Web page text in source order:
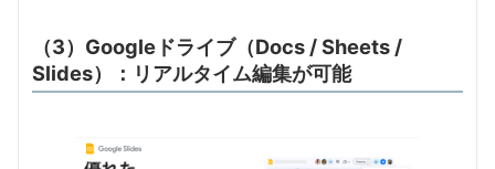
（3）Googleドライブ（Docs / Sheets /
Slides）：リアルタイム編集が可能